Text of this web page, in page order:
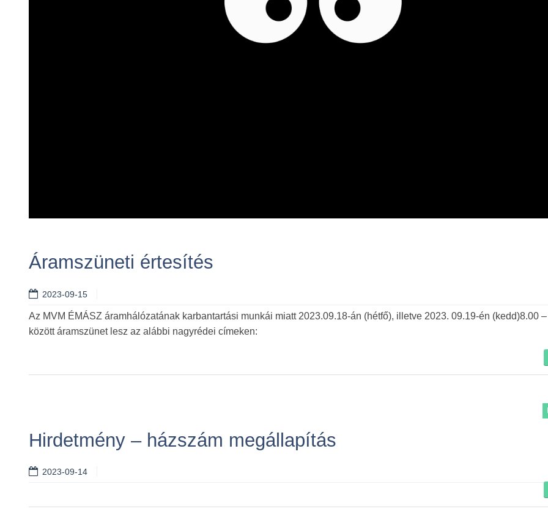
Áramszüneti értesítés
2023-09-15
Az MVM ÉMÁSZ áramhálózatának karbantartási munkái miatt 2023.09.18-án (hétfő), illetve 2023. 09.19-én (kedd)8.00
között áramszünet lesz az alábbi nagyrédei címeken:
Hirdetmény – házszám megállapítás
2023-09-14